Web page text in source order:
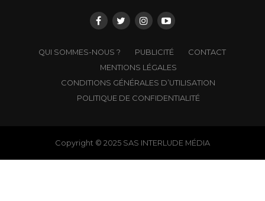
QUI SOMMES-NOUS ? PUBLICITÉ
CONTACT
MENTIONS LÉGALES
CONDITIONS GÉNÉRALES D’UTILISATION
POLITIQUE DE CONFIDENTIALITÉ
Copyright © 2025 SAS INTERLUDE MÉDIA